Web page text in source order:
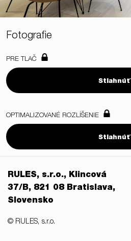
Fotografie
PRE TLAČ
Stiahnúť
OPTIMALIZOVANÉ ROZLÍŠENIE
Stiahnúť
RULES, s.r.o., Klincová
37/B, 821 08 Bratislava,
Slovensko
© RULES, s.r.o.